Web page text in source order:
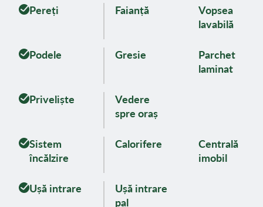
Pereți Faianță
Vopsea
lavabilă
Podele Gresie
Parchet
laminat
Priveliște
Vedere
spre oraș
Sistem
încălzire
Calorifere
Centrală
imobil
Ușă intrare
Ușă intrare
pal